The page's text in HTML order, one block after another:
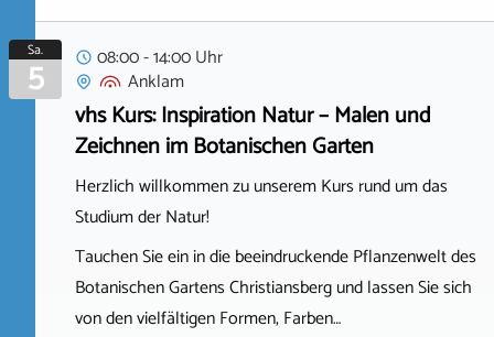
Sa.
5
08:00 - 14:00 Uhr
Anklam
vhs Kurs: Inspiration Natur – Malen und
Zeichnen im Botanischen Garten
Herzlich willkommen zu unserem Kurs rund um das
Studium der Natur!
Tauchen Sie ein in die beeindruckende Pflanzenwelt des
Botanischen Gartens Christiansberg und lassen Sie sich
von den vielfältigen Formen, Farben…